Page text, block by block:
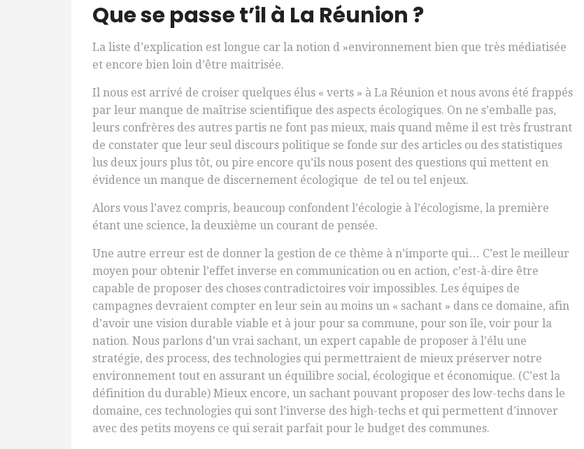
Que se passe t’il à La Réunion ?
La liste d’explication est longue car la notion d »environnement bien que très médiatisée
et encore bien loin d’être maitrisée.
Il nous est arrivé de croiser quelques élus « verts » à La Réunion et nous avons été frappés
par leur manque de maîtrise scientifique des aspects écologiques. On ne s’emballe pas,
leurs confrères des autres partis ne font pas mieux, mais quand même il est très frustrant
de constater que leur seul discours politique se fonde sur des articles ou des statistiques
lus deux jours plus tôt, ou pire encore qu’ils nous posent des questions qui mettent en
évidence un manque de discernement écologique de tel ou tel enjeux.
Alors vous l’avez compris, beaucoup confondent l’écologie à l’écologisme, la première
étant une science, la deuxième un courant de pensée.
Une autre erreur est de donner la gestion de ce thème à n’importe qui… C’est le meilleur
moyen pour obtenir l’effet inverse en communication ou en action, c’est-à-dire être
capable de proposer des choses contradictoires voir impossibles. Les équipes de
campagnes devraient compter en leur sein au moins un « sachant » dans ce domaine, afin
d’avoir une vision durable viable et à jour pour sa commune, pour son île, voir pour la
nation. Nous parlons d’un vrai sachant, un expert capable de proposer à l’élu une
stratégie, des process, des technologies qui permettraient de mieux préserver notre
environnement tout en assurant un équilibre social, écologique et économique. (C’est la
définition du durable) Mieux encore, un sachant pouvant proposer des low-techs dans le
domaine, ces technologies qui sont l’inverse des high-techs et qui permettent d’innover
avec des petits moyens ce qui serait parfait pour le budget des communes.